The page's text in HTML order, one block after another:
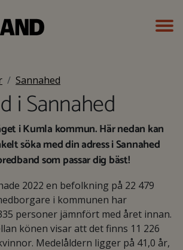
Sannahed
i Sannahed
i Kumla kommun. Här nedan kan
söka med din adress i Sannahed
som passar dig bäst!
2022 en befolkning på 22 479
i kommunen har
personer jämnfört med året innan.
könen visar att det finns 11 226
Medelåldern ligger på 41,0 år,